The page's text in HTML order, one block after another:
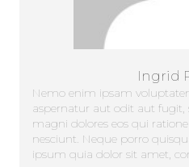
Ingrid
Nemo enim ipsam
aspernatur aut odit aut fugit,
magni dolores eos qui
nesciunt. Neque porro
ipsum quia dolor sit amet,